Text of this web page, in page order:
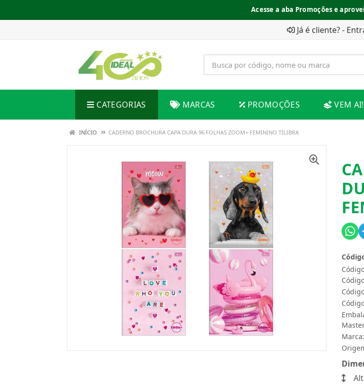
Acesse a aba Promoções e
Já é cliente? -
CATEGORIAS MARCAS PROMOÇÕES VEM AI!
INÍCIO CADERNO BROCHURA CAPA DURA 96 FOLHAS ZOOM+ FEMININO TILIBRA
Marca: